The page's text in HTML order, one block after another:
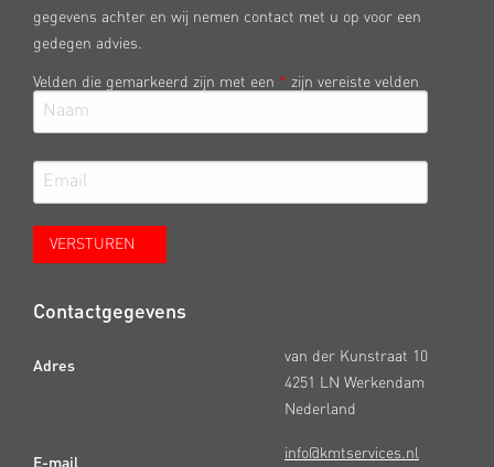
gegevens achter en wij nemen contact met u op voor een
gedegen advies.
Velden die gemarkeerd zijn met een * zijn vereiste velden
Contactgegevens
Adres
E-mail
van der Kunstraat 10
4251 LN Werkendam
Nederland
info@kmtservices.nl